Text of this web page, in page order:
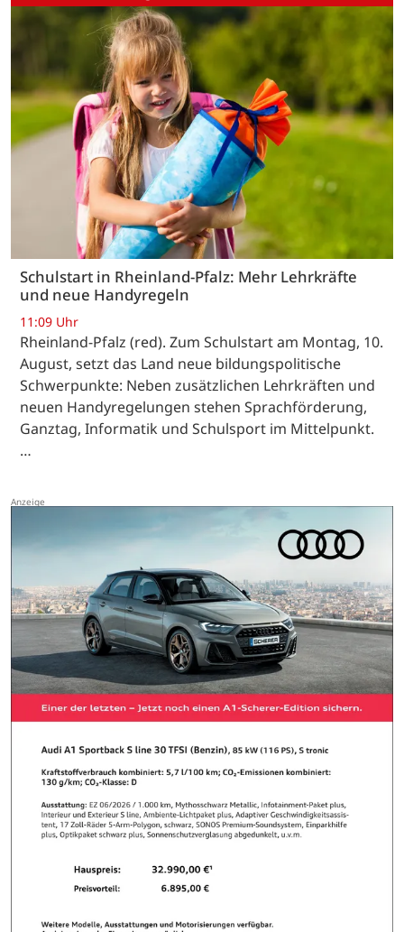
Schulstart in Rheinland-Pfalz: Mehr Lehrkräfte
und neue Handyregeln
11:09 Uhr
Rheinland-Pfalz (red). Zum Schulstart am Montag, 10.
August, setzt das Land neue bildungspolitische
Schwerpunkte: Neben zusätzlichen Lehrkräften und
neuen Handyregelungen stehen Sprachförderung,
Ganztag, Informatik und Schulsport im Mittelpunkt.
…